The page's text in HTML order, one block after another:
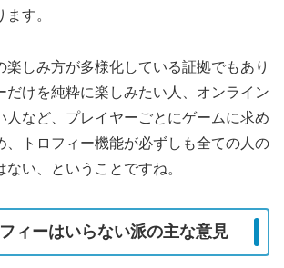
す。
楽しみ方が多様化している証拠でもあり
だけを純粋に楽しみたい人、オンライン
など、 プレイヤーごとにゲームに求め
、トロフィー機能が必ずしも全ての人の
い、ということですね。
ィーはいらない派の主な意見